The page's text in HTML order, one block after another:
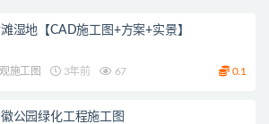
湿地【CAD施工图+方案+实景】
施工图 3年前 67 0.1
公园绿化工程施工图